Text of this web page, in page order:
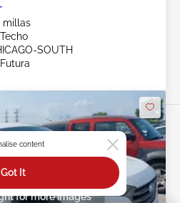
millas
SOUTH
for more images
content
Got It